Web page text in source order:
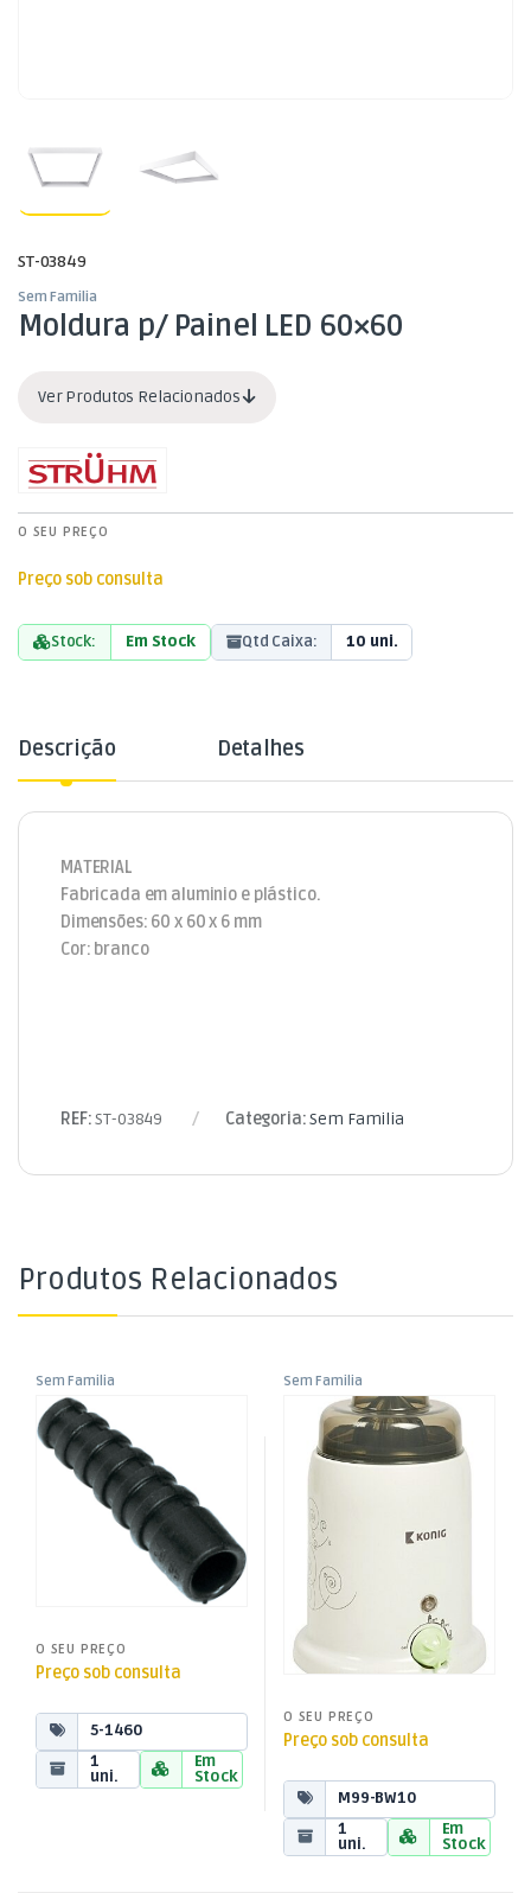
ST-03849
Sem Familia
Moldura p/ Painel LED 60×60
Ver Produtos Relacionados
O SEU PREÇO
Preço sob consulta
Stock: Em Stock Qtd Caixa: 10 uni.
Descrição Detalhes
MATERIAL
Fabricada em aluminio e plástico.
Dimensões: 60 x 60 x 6 mm
Cor: branco
REF:ST-03849 Categoria:Sem Familia
Produtos Relacionados
Sem Familia
Passa Cabos Borracha p/
RG59 – Preto
O SEU PREÇO
Preço sob consulta
5-1460
1
uni.
Em
Stock
Sem Familia
Aquecedor Biberões 3 em 1
O SEU PREÇO
Preço sob consulta
M99-BW10
1
uni.
Em
Stock